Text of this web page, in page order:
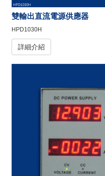
雙輸出直流電源供應器
HPD1030H
詳細介紹